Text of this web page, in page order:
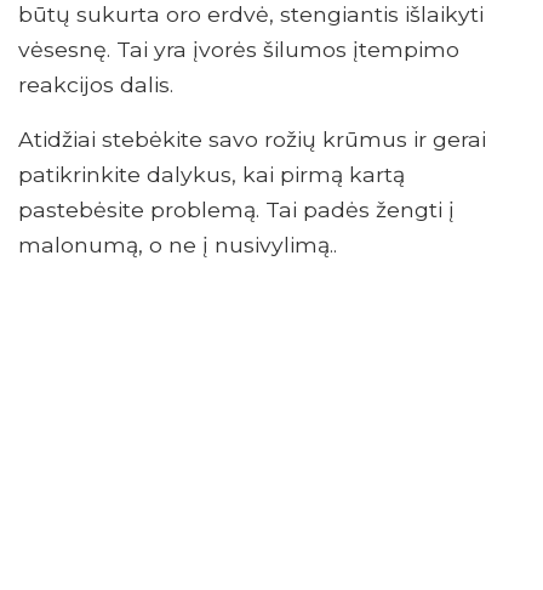
būtų sukurta oro erdvė, stengiantis išlaikyti
vėsesnę. Tai yra įvorės šilumos įtempimo
reakcijos dalis.
Atidžiai stebėkite savo rožių krūmus ir gerai
patikrinkite dalykus, kai pirmą kartą
pastebėsite problemą. Tai padės žengti į
malonumą, o ne į nusivylimą..